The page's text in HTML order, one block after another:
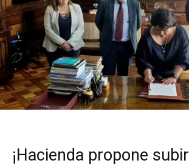
¡Hacienda propone subir